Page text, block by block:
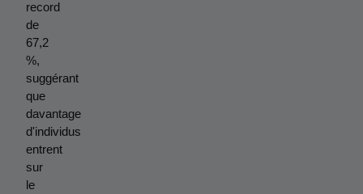
record
de
67,2
%,
suggérant
que
davantage
d'individus
entrent
sur
le